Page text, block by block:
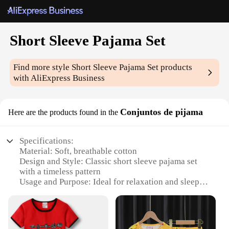
Short Sleeve Pajama Set
Find more style Short Sleeve Pajama Set products
with AliExpress Business
Here are the products found in the Conjuntos de pijama
Specifications:
Material: Soft, breathable cotton
Design and Style: Classic short sleeve pajama set
with a timeless pattern
Usage and Purpose: Ideal for relaxation and sleep
and outdoor use
Performance and Property: Lightweight,
comfortable, and durable